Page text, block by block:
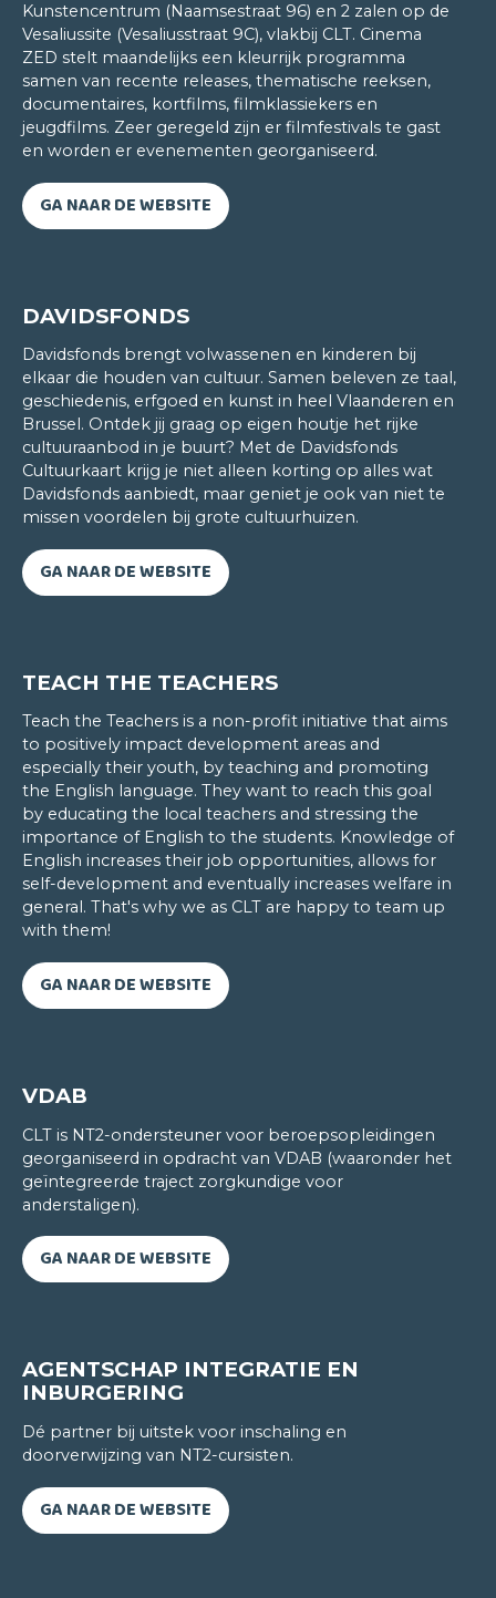
Hilde Goedgezelschap
Reeds lang droomde ik ervan om les te volgen aan
handicap. Gelukkig ontdekte ik in de zomer van
online.
De combinatie van zeer kwalitatief onderwijs én
een dynamische en interactieve manier van
lesgeven is een fantastische ervaring. De klemtoon
tijdens de lessen ligt op het ‘spreken’ en dit vaak in
kleine chatrooms. Zo overwin je niet alleen de
medestudenten goed kennen. Ondanks de
fysieke afstand voelen we ons een ‘hechte’ groep.
Kortom: Talen studeren aan het CLT kan ik alleen
maar aanraden!
Soms denk ik dat ik in m'n vorig leven een Viking
geweest ben. Ik hou niet alleen van de Zweedse
taal maar ook van de Zweedse no-nonsense
cultuur. Daarom bevallen de lessen bij het CLT me
ook erg. We leren Zweeds praten zodat we ons
tijdens een bezoek aan Zweden niet geremd
voelen om een gesprek aan te gaan. Daarnaast
Zweedse vieruurtje met koffie en gebak - en de
kerst- en Luciatraditie.
Kunstencentrum (Naamsestraat 96) en 2 zalen op de
Vesaliussite (Vesaliusstraat 9C), vlakbij CLT. Cinema
ZED stelt maandelijks een kleurrijk programma
samen van recente releases, thematische reeksen,
documentaires, kortfilms, filmklassiekers en
jeugdfilms. Zeer geregeld zijn er filmfestivals te gast
en worden er evenementen georganiseerd.
GA NAAR DE WEBSITE
DAVIDSFONDS
Davidsfonds brengt volwassenen en kinderen bij
elkaar die houden van cultuur. Samen beleven ze taal,
geschiedenis, erfgoed en kunst in heel Vlaanderen en
Brussel. Ontdek jij graag op eigen houtje het rijke
cultuuraanbod in je buurt? Met de Davidsfonds
Cultuurkaart krijg je niet alleen korting op alles wat
Davidsfonds aanbiedt, maar geniet je ook van niet te
missen voordelen bij grote cultuurhuizen.
GA NAAR DE WEBSITE
TEACH THE TEACHERS
Teach the Teachers is a non-profit initiative that aims
to positively impact development areas and
especially their youth, by teaching and promoting
the English language. They want to reach this goal
by educating the local teachers and stressing the
importance of English to the students. Knowledge of
English increases their job opportunities, allows for
self-development and eventually increases welfare in
general. That's why we as CLT are happy to team up
with them!
GA NAAR DE WEBSITE
VDAB
CLT is NT2-ondersteuner voor beroepsopleidingen
georganiseerd in opdracht van VDAB (waaronder het
geïntegreerde traject zorgkundige voor
anderstaligen).
GA NAAR DE WEBSITE
AGENTSCHAP INTEGRATIE EN
INBURGERING
Dé partner bij uitstek voor inschaling en
doorverwijzing van NT2-cursisten.
GA NAAR DE WEBSITE